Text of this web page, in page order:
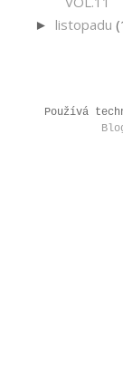
► listopadu
Používá